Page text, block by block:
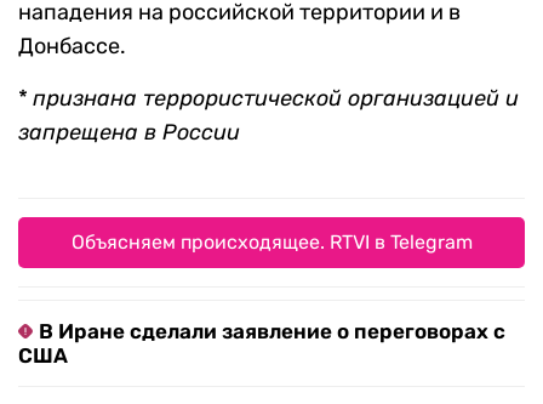
нападения на российской территории и в
Донбассе.
* признана террористической организацией и
запрещена в России
Объясняем происходящее. RTVI в Telegram
В Иране сделали заявление о переговорах с
США